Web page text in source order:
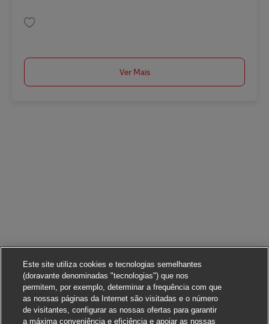
Ver Mais
Este site utiliza cookies e tecnologias semelhantes
(doravante denominadas "tecnologias") que nos
permitem, por exemplo, determinar a frequência com que
as nossas páginas da Internet são visitadas e o número
de visitantes, configurar as nossas ofertas para garantir
a máxima conveniência e eficiência e apoiar as nossas